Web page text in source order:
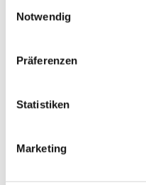
Notwendig
Präferenzen
Statistiken
Marketing